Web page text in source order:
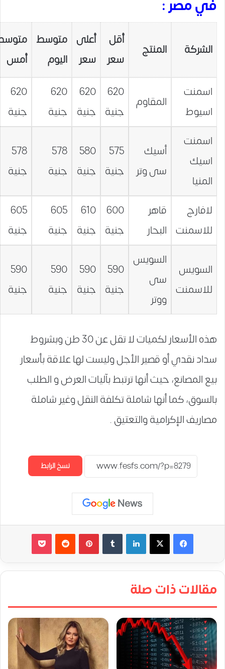
في مصر :
الشركة المنتج
أقل
سعر
أعلى
سعر
متوسط
اليوم
أمس
اسمنت
اسيوط
المقاوم
620
جنية
620
جنية
620
جنية
620
جنية
اسمنت
اسيك
المنيا
أسيك
سى وتر
575
جنية
580
جنية
578
جنية
578
جنية
لافارج
للاسمنت
قاهر
البحار
600
جنية
610
جنية
605
جنية
605
جنية
السويس
للاسمنت
السويس
سى
ووتر
590
جنية
590
جنية
590
جنية
590
جنية
هذه الأسعار لكميات لا تقل عن 30 طن وبشروط
سداد نقدي أو قصير الأجل وليست لها علاقة بأسعار
بيع المصانع، حيث أنها ترتبط بآليات العرض و الطلب
بالسوق، كما أنها شاملة تكلفة النقل وغير شاملة
مصاريف الإكرامية والتعتيق .
نسخ الرابط
لينكدإن بينتيريست
مقالات ذات صلة